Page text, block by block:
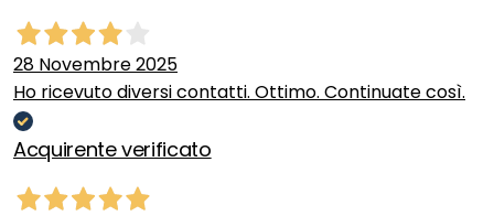
28 Novembre 2025
Ho ricevuto diversi contatti. Ottimo. Continuate così.
Acquirente verificato